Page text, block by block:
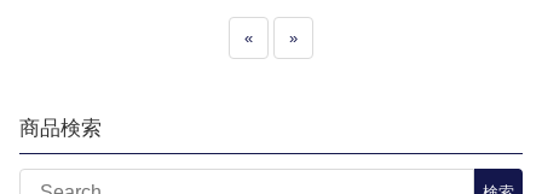
« »
商品検索